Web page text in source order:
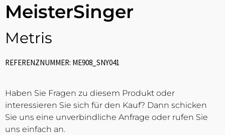
MeisterSinger
Metris
REFERENZNUMMER: ME908_SNY041
Haben Sie Fragen zu diesem Produkt oder
interessieren Sie sich für den Kauf? Dann schicken
Sie uns eine unverbindliche Anfrage oder rufen Sie
uns einfach an.